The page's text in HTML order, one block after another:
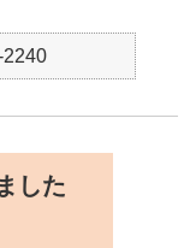
2240
した